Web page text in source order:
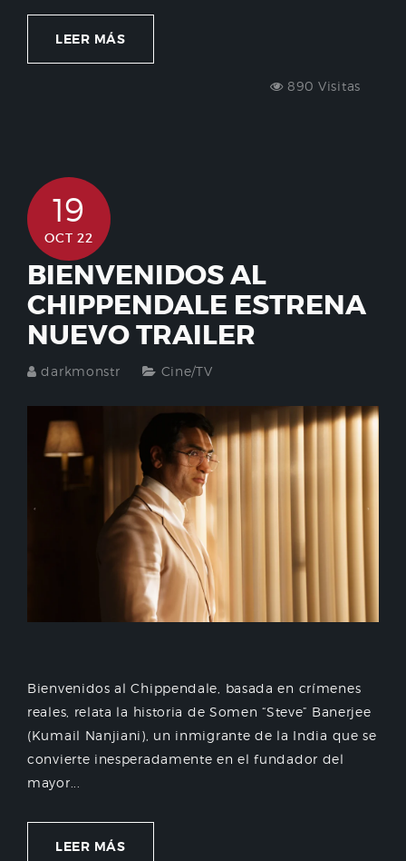
LEER MÁS
890 Visitas
19
OCT 22
BIENVENIDOS AL
CHIPPENDALE ESTRENA
NUEVO TRAILER
darkmonstr Cine/TV
Bienvenidos al Chippendale, basada en crímenes
reales, relata la historia de Somen “Steve” Banerjee
(Kumail Nanjiani), un inmigrante de la India que se
convierte inesperadamente en el fundador del
mayor...
LEER MÁS